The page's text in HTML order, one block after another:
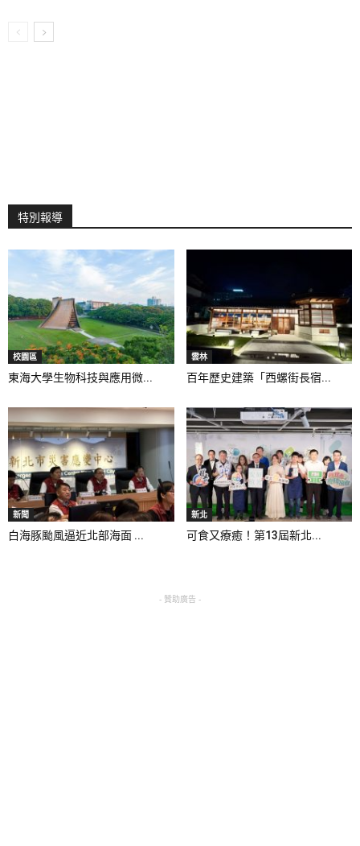
特別報導
校園區
東海大學生物科技與應用微...
雲林
百年歷史建築「西螺街長宿...
新聞
白海豚颱風逼近北部海面 ...
新北
可食又療癒！第13屆新北...
- 贊助廣告 -